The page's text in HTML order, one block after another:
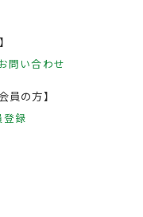
問い合わせ
員の方】
登録